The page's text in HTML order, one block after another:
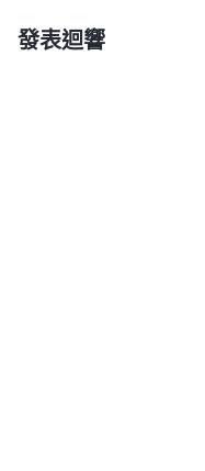
兒女是成年人了應
得怎麽樣不取决于父
發表迴響